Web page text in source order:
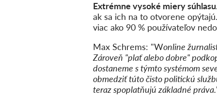
Extrémne vysoké miery
ak sa ich na to otvorene
viac ako 90 % používateľov
Max Schrems: "Wonline
Zároveň "plať alebo dobre"
dostaneme s týmto systémom
obmedziť túto čisto politickú
teraz spoplatňujú základné práva.